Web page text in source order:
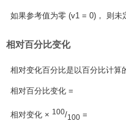
如果参考值为零 (v1 = 0)， 则未
相对百分比变化
相对变化百分比是以百分比计算
相对百分比变化 =
相对变化 × 100/100 =